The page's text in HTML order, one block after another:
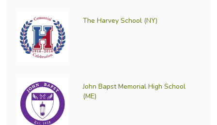
The Harvey School (NY)
John Bapst Memorial High School
(ME)